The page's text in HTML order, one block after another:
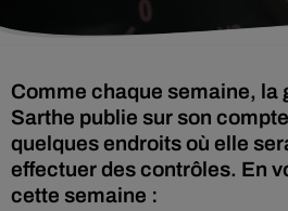
Comme chaque semaine, la
Sarthe publie sur son
quelques endroits où elle
effectuer des contrôles. En
cette semaine :